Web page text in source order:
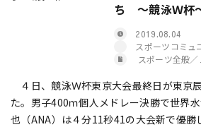
ち ～競泳Ｗ杯
2019.08.04
スポーツコミュ
スポーツ全般
４日、競泳Ｗ杯東京大会最終日が東京
た。男子400ｍ個人メドレー決勝で世界
也（ANA）は４分11秒41の大会新で優勝